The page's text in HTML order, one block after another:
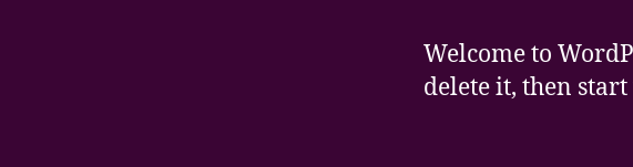
Welcome to
delete it, then